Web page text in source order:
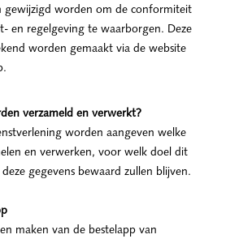
gewijzigd worden om de conformiteit
en regelgeving te waarborgen. Deze
worden gemaakt via de website
verzameld en verwerkt?
worden aangeven welke
en verwerken, voor welk doel dit
gegevens bewaard zullen blijven.
maken van de bestelapp van